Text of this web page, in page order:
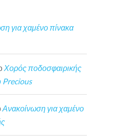
για χαμένο πίνακα
Χορός ποδοσφαιρικής
Precious
Ανακοίνωση για χαμένο